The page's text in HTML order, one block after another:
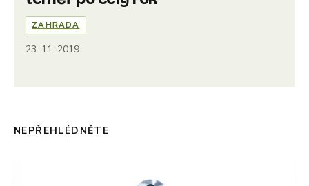
ZAHRADA
23. 11. 2019
NEPŘEHLÉDNĚTE